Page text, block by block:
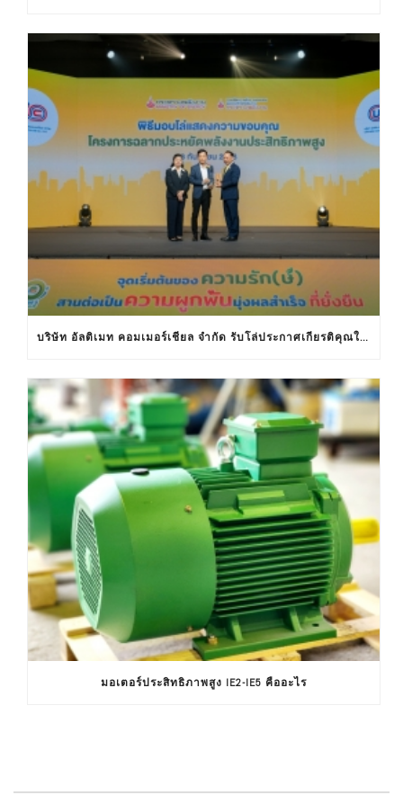
บริษัท อัลติเมท คอมเมอร์เชียล จำกัด รับโล่ประกาศเกียรติคุณในงานครบรอบ 30 ปีฉลากประหยัดไฟฟ้าเบอร์ 5
มอเตอร์ประสิทธิภาพสูง IE2-IE5 คืออะไร